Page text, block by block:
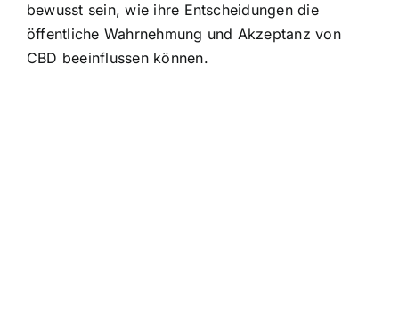
bewusst sein, wie ihre Entscheidungen die
öffentliche Wahrnehmung und Akzeptanz von
CBD beeinflussen können.